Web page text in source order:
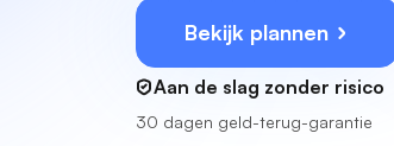
Bekijk plannen
Aan de slag zonder risico
30 dagen geld-terug-garantie